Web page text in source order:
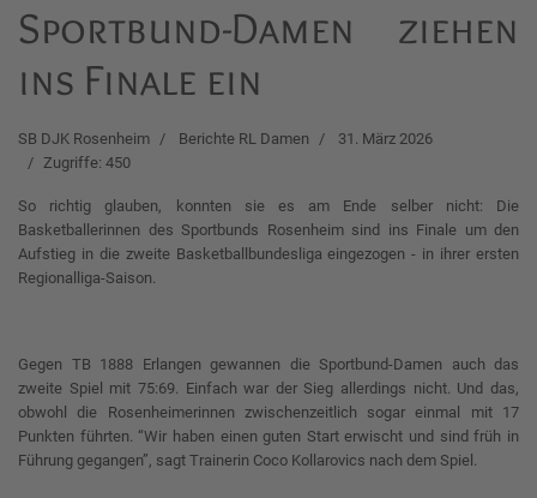
Sportbund-Damen ziehen
ins Finale ein
SB DJK Rosenheim Berichte RL Damen
31. März 2026
Zugriffe: 450
So richtig glauben, konnten sie es am Ende selber nicht: Die
Basketballerinnen des Sportbunds Rosenheim sind ins Finale um den
Aufstieg in die zweite Basketballbundesliga eingezogen - in ihrer ersten
Regionalliga-Saison.
Gegen TB 1888 Erlangen gewannen die Sportbund-Damen auch das
zweite Spiel mit 75:69. Einfach war der Sieg allerdings nicht. Und das,
obwohl die Rosenheimerinnen zwischenzeitlich sogar einmal mit 17
Punkten führten. “Wir haben einen guten Start erwischt und sind früh in
Führung gegangen”, sagt Trainerin Coco Kollarovics nach dem Spiel.